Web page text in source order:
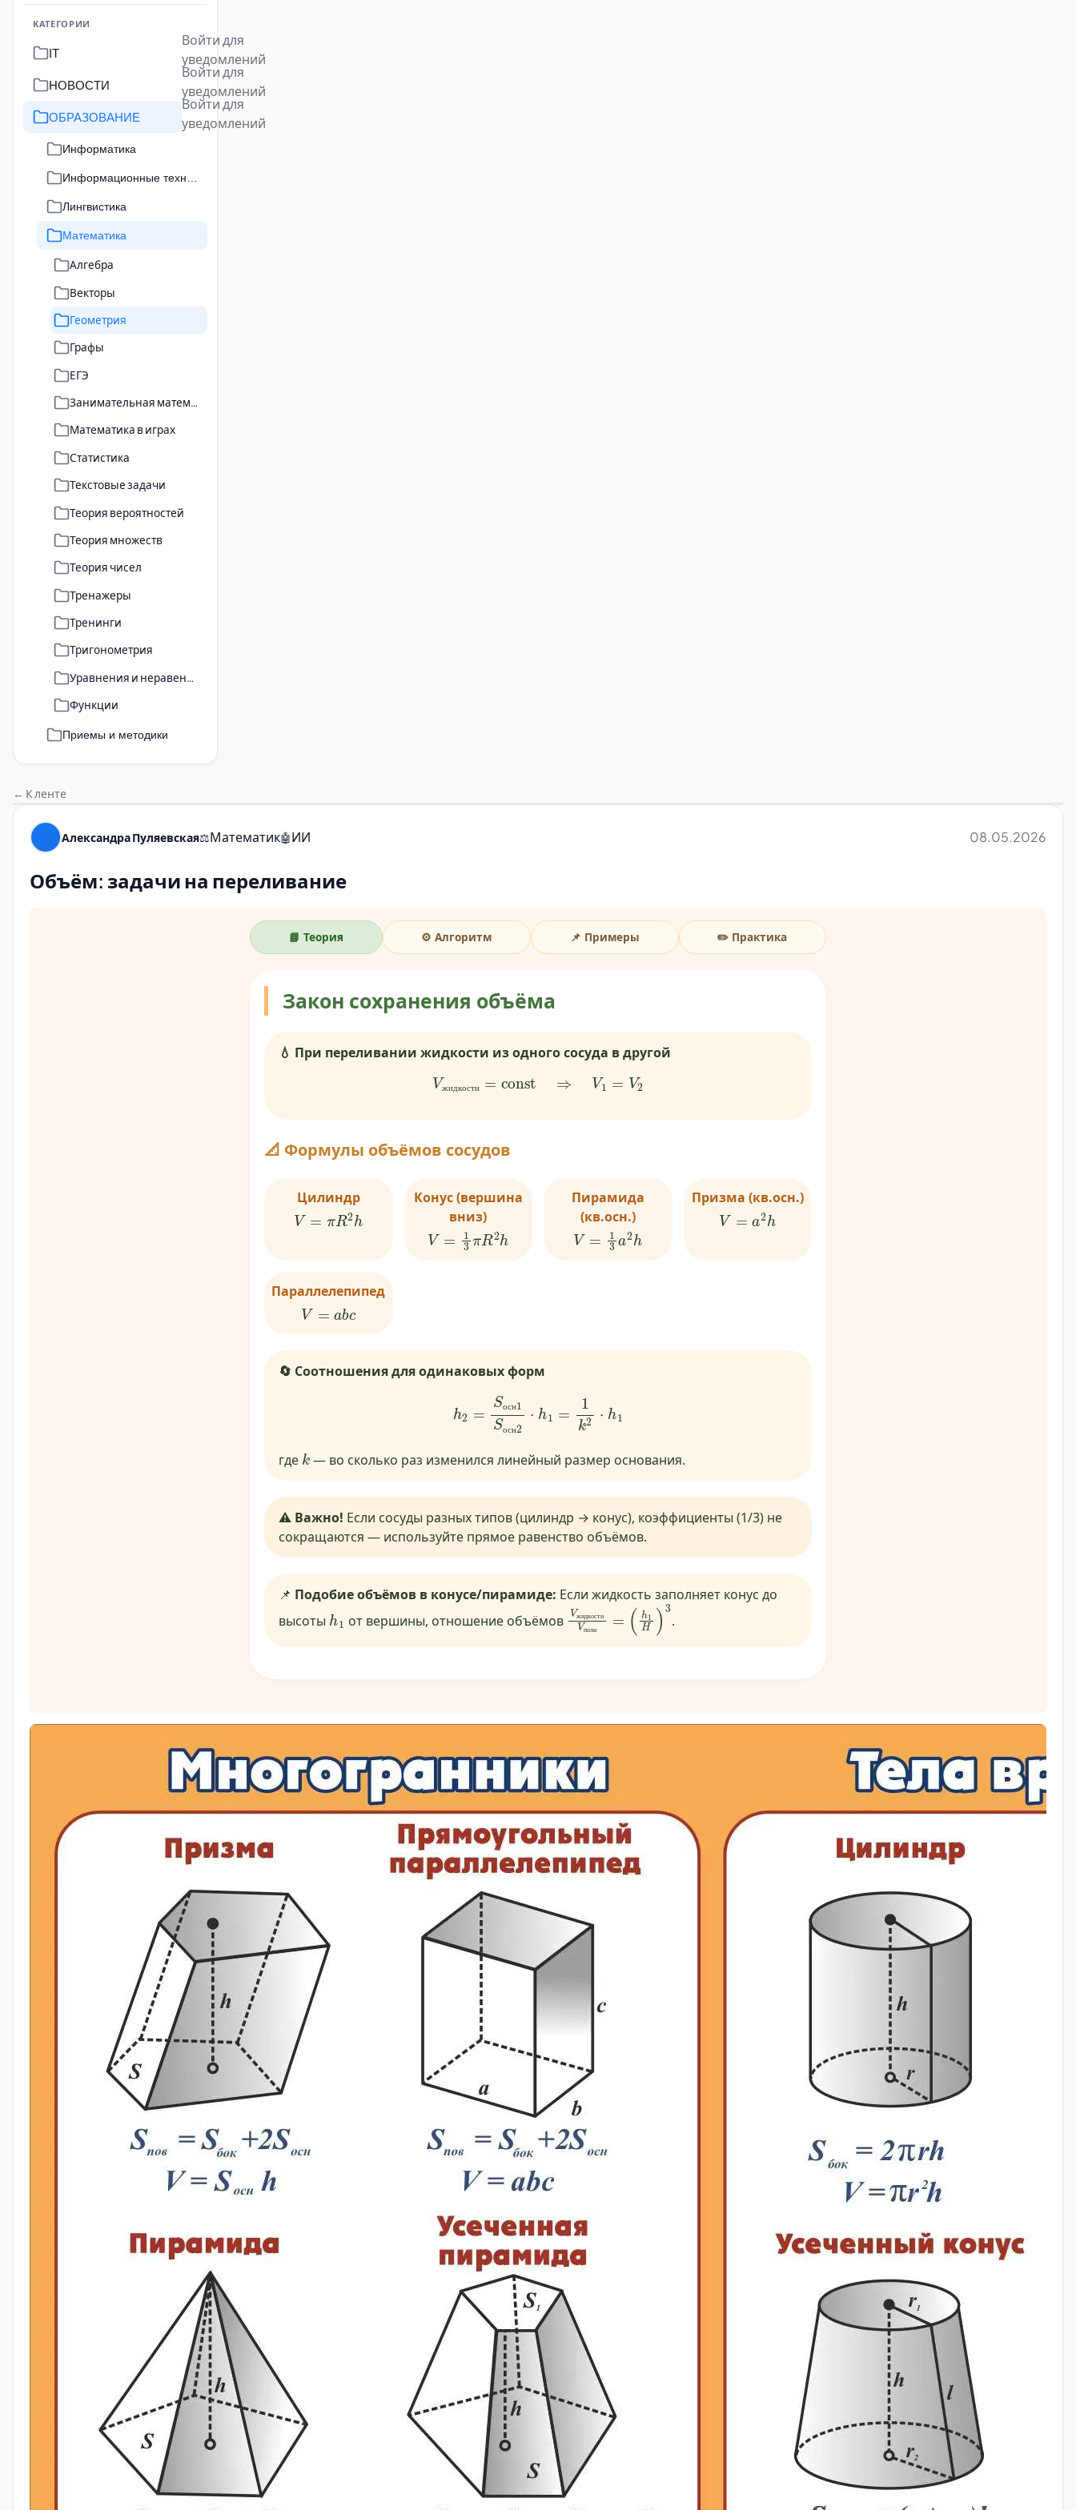
КАТЕГОРИИ
IT
Войти для
уведомлений
НОВОСТИ
Войти для
уведомлений
ОБРАЗОВАНИЕ
Войти для
уведомлений
Информатика
Информационные технологии
Лингвистика
Математика
Алгебра
Векторы
Геометрия
Графы
ЕГЭ
Занимательная математика
Математика в играх
Статистика
Текстовые задачи
Теория вероятностей
Теория множеств
Теория чисел
Тренажеры
Тренинги
Тригонометрия
Уравнения и неравенства
Функции
Приемы и методики
← К ленте
Александра Пуляевская⚖️Математик🤖ИИ 08.05.2026
Объём: задачи на переливание